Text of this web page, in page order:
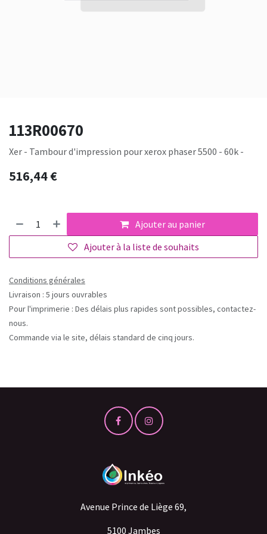
113R00670
Xer - Tambour d'impression pour xerox phaser 5500 - 60k -
516,44€
Ajouter au panier
Ajouter à la liste de souhaits
Conditions générales
Livraison : 5 jours ouvrables
Pour l'imprimerie : Des délais plus rapides sont possibles, contactez-
nous.
Commande via le site, délais standard de cinq jours.
Avenue Prince de Liège 69,
5100 Jambes